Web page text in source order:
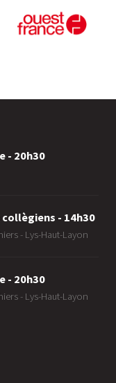
- 20h30
collègiens - 14h30
- Lys-Haut-Layon
- 20h30
- Lys-Haut-Layon